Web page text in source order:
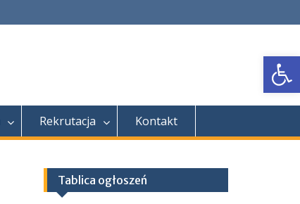
Rekrutacja Kontakt
Tablica ogłoszeń